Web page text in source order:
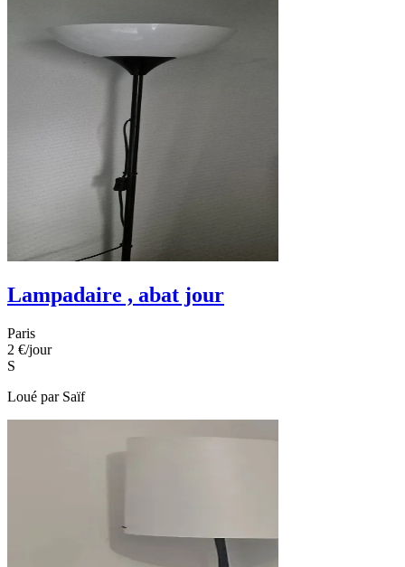
Lampadaire , abat jour
Paris
2 €/jour
S
Loué par Saïf